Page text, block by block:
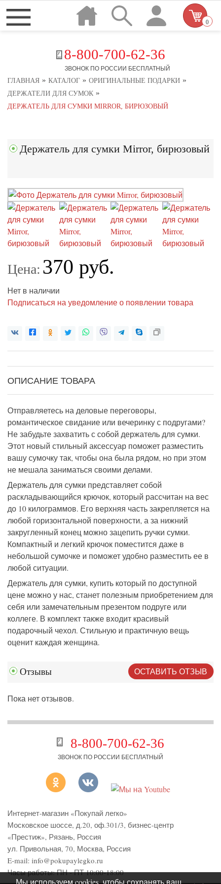
8-800-700-62-36
ЗВОНОК ПО РОССИИ БЕСПЛАТНЫЙ
0
ГЛАВНАЯ » КАТАЛОГ » ОРИГИНАЛЬНЫЕ ПОДАРКИ »
ДЕРЖАТЕЛИ ДЛЯ СУМОК »
ДЕРЖАТЕЛЬ ДЛЯ СУМКИ MIRROR, БИРЮЗОВЫЙ
Держатель для сумки Mirror, бирюзовый
Цена: 370 руб.
Нет в наличии
Подписаться на уведомление о появлении товара
ОПИСАНИЕ ТОВАРА
Отправляетесь на деловые переговоры,
романтическое свидание или вечеринку с подругами?
Не забудьте захватить с собой держатель для сумки.
Этот новый стильный аксессуар поможет разместить
вашу сумочку так, чтобы она была рядом, но при этом
не мешала заниматься своими делами.
Держатель для сумки представляет собой
раскладывающийся крючок, который рассчитан на вес
до 10 килограммов. Его верхняя часть закрепляется на
любой горизонтальной поверхности, а за нижний
закругленный конец можно зацепить ручки сумки.
Компактный и легкий крючок поместится даже в
небольшой сумочке и поможет удобно разместить ее в
любой ситуации.
Держатель для сумки, купить который по доступной
цене можно у нас, станет полезным приобретением для
себя или замечательным презентом подруге или
коллеге. В комплект также входит красивый
подарочный чехол. Стильную и практичную вещь
оценит каждая женщина.
Отзывы ОСТАВИТЬ ОТЗЫВ
Пока нет отзывов.
8-800-700-62-36
ЗВОНОК ПО РОССИИ БЕСПЛАТНЫЙ
Интернет-магазин «Покупай легко»
Московское шоссе, д.20, оф.301/3, бизнес-центр
«Престиж», Рязань, Россия
ул. Привольная, 70, Москва, Россия
E-mail: info@pokupaylegko.ru
Часы работы:ПН - ПТ 10:00-18:00
Мы используем cookies, чтобы сохранять ваш